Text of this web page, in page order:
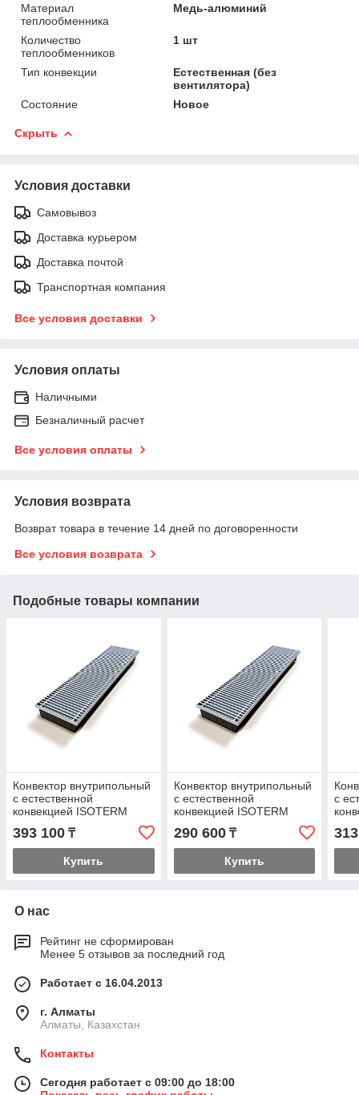
Материал
теплообменника
Медь-алюминий
Количество
теплообменников
1 шт
Тип конвекции
Естественная (без
вентилятора)
Состояние
Новое
Скрыть
Условия доставки
Самовывоз
Доставка курьером
Доставка почтой
Транспортная компания
Все условия доставки
Условия оплаты
Наличными
Безналичный расчет
Все условия оплаты
Условия возврата
Возврат товара в течение 14 дней по договоренности
Все условия возврата
Подобные товары компании
Конвектор внутрипольный
с естественной
конвекцией ISOTERM
Гольфстрим КРК 2900 мм
393 100 ₸
Купить
Конвектор внутрипольный
с естественной
конвекцией ISOTERM
Гольфстрим КРК 2100 мм
290 600₸
Купить
с
О нас
Рейтинг не сформирован
Менее 5 отзывов за последний год
Работает с 16.04.2013
г. Алматы
Алматы, Казахстан
Контакты
Сегодня работает с 09:00 до 18:00